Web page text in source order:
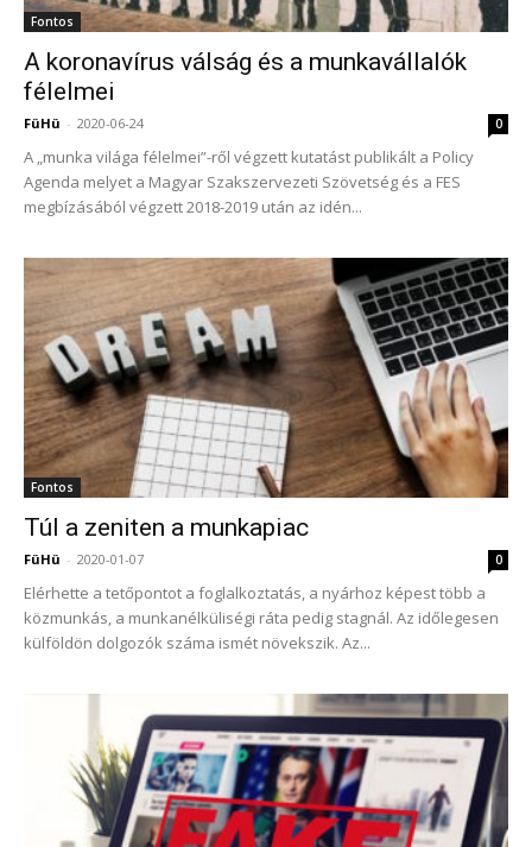
Fontos
A koronavírus válság és a munkavállalók
félelmei
FüHü - 2020-06-24 0
A „munka világa félelmei”-ről végzett kutatást publikált a Policy
Agenda melyet a Magyar Szakszervezeti Szövetség és a FES
megbízásából végzett 2018-2019 után az idén...
Fontos
Túl a zeniten a munkapiac
FüHü - 2020-01-07 0
Elérhette a tetőpontot a foglalkoztatás, a nyárhoz képest több a
közmunkás, a munkanélküliségi ráta pedig stagnál. Az időlegesen
külföldön dolgozók száma ismét növekszik. Az...